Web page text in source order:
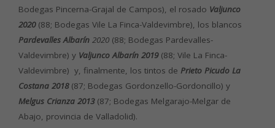
Bodegas Pincerna-Grajal de Campos), el rosado Valjunco
2020(88; Bodegas Vile La Finca-Valdevimbre), los blancos
Pardevalles Albarín 2020 (88; Bodegas Pardevalles-
Valdevimbre) y Valjunco Albarín 2019(88; Vile La Finca-
Valdevimbre) y, finalmente, los tintos de Prieto Picudo La
Costana 2018(87; Bodegas Gordonzello-Gordoncillo) y
Melgus Crianza 2013(87; Bodegas Melgarajo-Melgar de
Abajo, provincia de Valladolid).